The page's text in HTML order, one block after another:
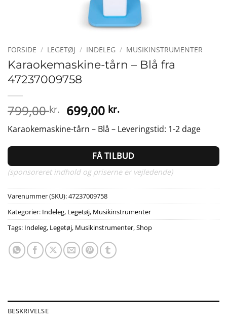
FORSIDE / LEGETØJ / INDELEG / MUSIKINSTRUMENTER
Karaokemaskine-tårn – Blå fra
47237009758
799,00kr. Den
oprindelige
pris
var:
799,00 kr..
699,00 kr.Den
aktuelle
pris
er:
699,00 kr..
Karaokemaskine-tårn – Blå – Leveringstid: 1-2 dage
FÅ TILBUD
(sponsoreret indhold og priserne er vejledende)
Varenummer (SKU):47237009758
Kategorier: Indeleg, Legetøj, Musikinstrumenter
Tags: Indeleg, Legetøj, Musikinstrumenter,Shop
BESKRIVELSE